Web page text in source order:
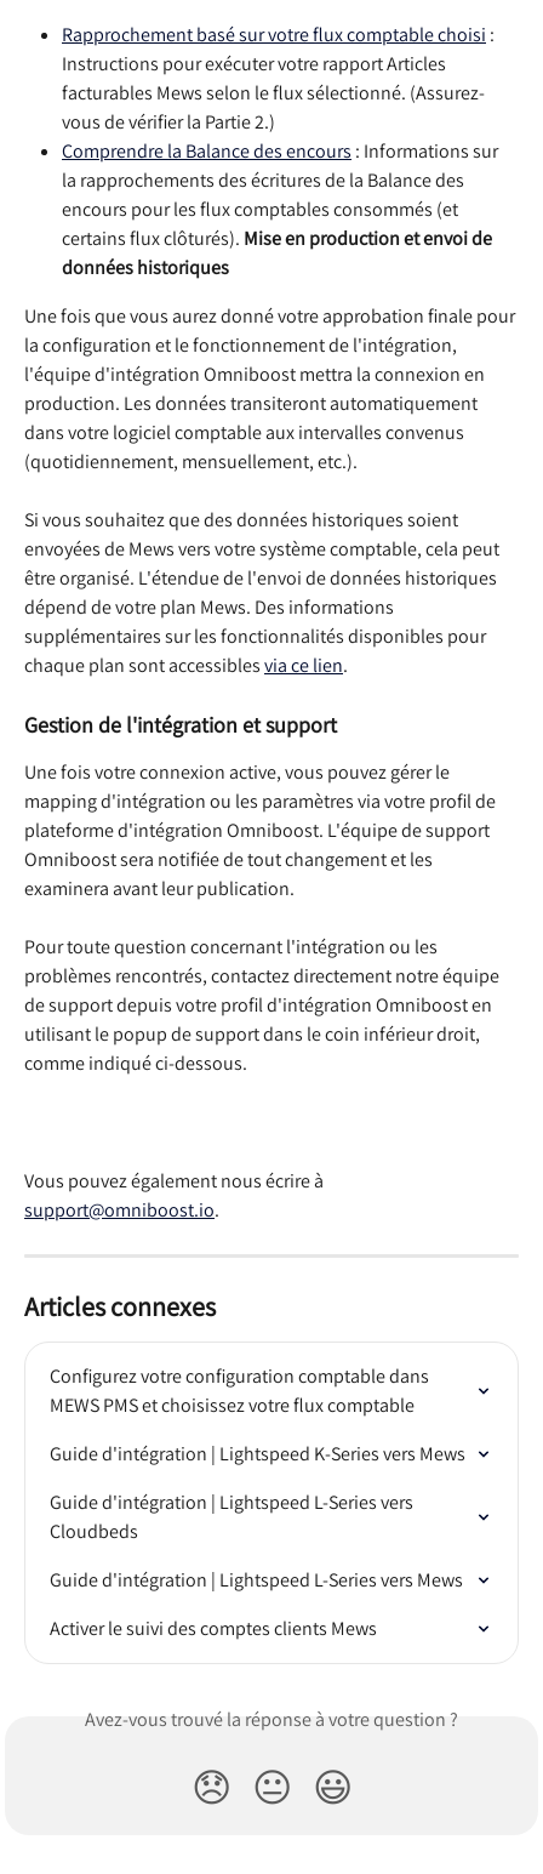
Rapprochement basé sur votre flux comptable choisi :
Instructions pour exécuter votre rapport Articles
facturables Mews selon le flux sélectionné. (Assurez-
vous de vérifier la Partie 2.)
Comprendre la Balance des encours : Informations sur
la rapprochements des écritures de la Balance des
encours pour les flux comptables consommés (et
certains flux clôturés). Mise en production et envoi de
données historiques
Une fois que vous aurez donné votre approbation finale pour
la configuration et le fonctionnement de l'intégration,
l'équipe d'intégration Omniboost mettra la connexion en
production. Les données transiteront automatiquement
dans votre logiciel comptable aux intervalles convenus
(quotidiennement, mensuellement, etc.).
Si vous souhaitez que des données historiques soient
envoyées de Mews vers votre système comptable, cela peut
être organisé. L'étendue de l'envoi de données historiques
dépend de votre plan Mews. Des informations
supplémentaires sur les fonctionnalités disponibles pour
chaque plan sont accessibles via ce lien.
Gestion de l'intégration et support
Une fois votre connexion active, vous pouvez gérer le
mapping d'intégration ou les paramètres via votre profil de
plateforme d'intégration Omniboost. L'équipe de support
Omniboost sera notifiée de tout changement et les
examinera avant leur publication.
Pour toute question concernant l'intégration ou les
problèmes rencontrés, contactez directement notre équipe
de support depuis votre profil d'intégration Omniboost en
utilisant le popup de support dans le coin inférieur droit,
comme indiqué ci-dessous.
Vous pouvez également nous écrire à
support@omniboost.io.
Articles connexes
Configurez votre configuration comptable dans
MEWS PMS et choisissez votre flux comptable
Guide d'intégration | Lightspeed K-Series vers Mews
Guide d'intégration | Lightspeed L-Series vers
Cloudbeds
Guide d'intégration | Lightspeed L-Series vers Mews
Activer le suivi des comptes clients Mews
Avez-vous trouvé la réponse à votre question ?
😞 😐 😃